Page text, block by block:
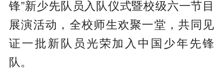
锋”新少先队员入队仪式暨校级六一节目
展演活动，全校师生欢聚一堂，共同见
证一批新队员光荣加入中国少年先锋
队。